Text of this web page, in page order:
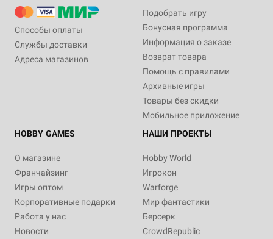
Способы оплаты
Службы доставки
Адреса магазинов
Подобрать игру
Бонусная программа
Информация о заказе
Возврат товара
Помощь с правилами
Архивные игры
Товары без скидки
Мобильное приложение
HOBBY GAMES
О магазине
Франчайзинг
Игры оптом
Корпоративные подарки
Работа у нас
Новости
НАШИ ПРОЕКТЫ
Hobby World
Игрокон
Warforge
Мир фантастики
Берсерк
CrowdRepublic